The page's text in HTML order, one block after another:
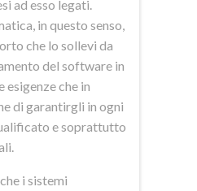
ad esso legati.
in questo senso,
che lo sollevi da
del software in
esigenze che in
di garantirgli in ogni
e soprattutto
i sistemi